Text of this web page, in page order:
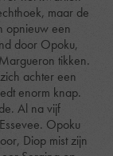
maar de
opnieuw een
door Opoku,
tikken.
achter een
enorm knap.
Al na vijf
Opoku
Diop mist zijn